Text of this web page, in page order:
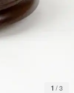
1 /3